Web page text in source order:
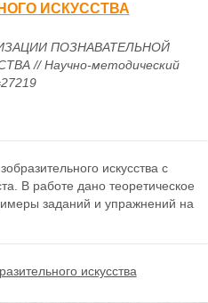
ИСКУССТВА
ПОЗНАВАТЕЛЬНОЙ
// Научно-методический
искусства с
В работе дано теоретическое
заданий и упражнений на
искусства